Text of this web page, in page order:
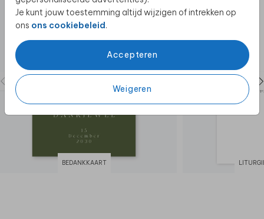
Je kunt jouw toestemming altijd wijzigen of intrekken op
ons ons cookiebeleid.
Accepteren
Weigeren
BEDANKKAART